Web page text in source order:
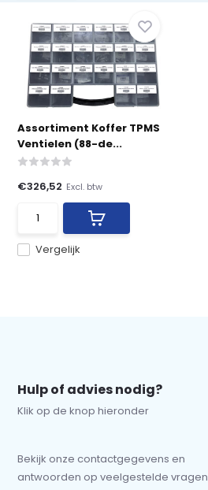
Assortiment Koffer TPMS
Ventielen (88-de...
Vergelijk
€326,52 Excl. btw
Hulp of advies nodig?
Klik op de knop hieronder
Bekijk onze contactgegevens en
antwoorden op veelgestelde vragen